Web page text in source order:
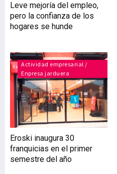
Leve mejoría del empleo,
pero la confianza de los
hogares se hunde
Actividad empresarial /
Enpresa jarduera
Eroski inaugura 30
franquicias en el primer
semestre del año